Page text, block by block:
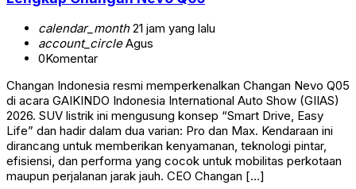
calendar_month21 jam yang lalu
account_circleAgus
0Komentar
Changan Indonesia resmi memperkenalkan Changan Nevo Q05
di acara GAIKINDO Indonesia International Auto Show (GIIAS)
2026. SUV listrik ini mengusung konsep “Smart Drive, Easy
Life” dan hadir dalam dua varian: Pro dan Max. Kendaraan ini
dirancang untuk memberikan kenyamanan, teknologi pintar,
efisiensi, dan performa yang cocok untuk mobilitas perkotaan
maupun perjalanan jarak jauh. CEO Changan […]